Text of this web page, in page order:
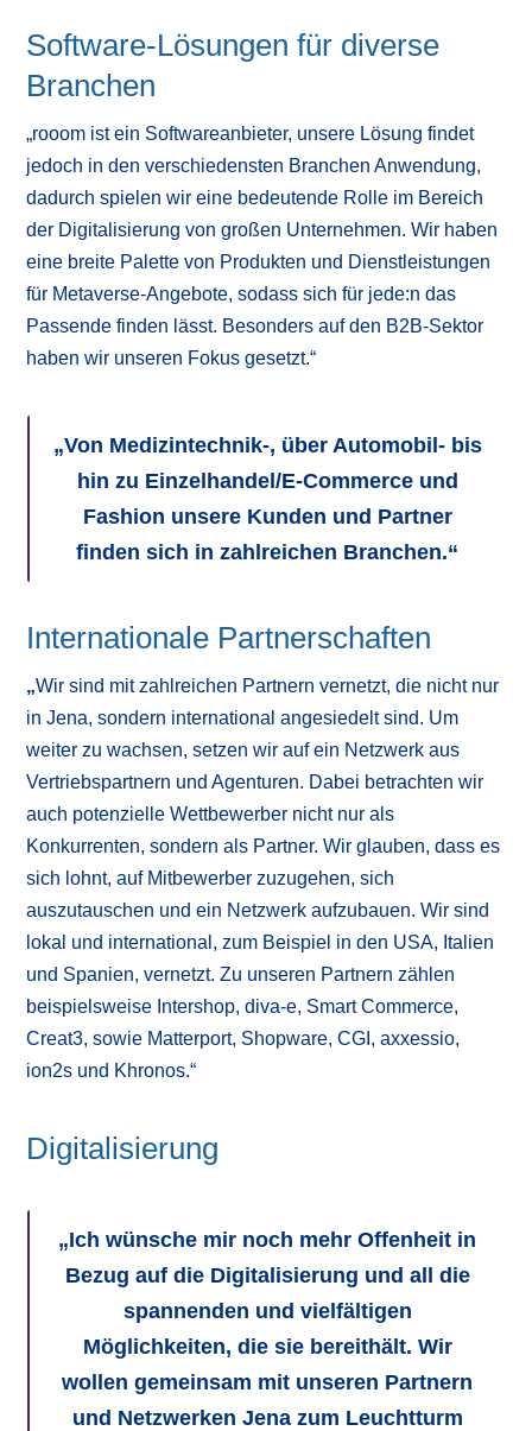
Software-Lösungen für diverse
Branchen
„rooom ist ein Softwareanbieter, unsere Lösung findet
jedoch in den verschiedensten Branchen Anwendung,
dadurch spielen wir eine bedeutende Rolle im Bereich
der Digitalisierung von großen Unternehmen. Wir haben
eine breite Palette von Produkten und Dienstleistungen
für Metaverse-Angebote, sodass sich für jede:n das
Passende finden lässt. Besonders auf den B2B-Sektor
haben wir unseren Fokus gesetzt.“
„Von Medizintechnik-, über Automobil- bis
hin zu Einzelhandel/E-Commerce und
Fashion unsere Kunden und Partner
finden sich in zahlreichen Branchen.“
Internationale Partnerschaften
„Wir sind mit zahlreichen Partnern vernetzt, die nicht nur
in Jena, sondern international angesiedelt sind. Um
weiter zu wachsen, setzen wir auf ein Netzwerk aus
Vertriebspartnern und Agenturen. Dabei betrachten wir
auch potenzielle Wettbewerber nicht nur als
Konkurrenten, sondern als Partner. Wir glauben, dass es
sich lohnt, auf Mitbewerber zuzugehen, sich
auszutauschen und ein Netzwerk aufzubauen. Wir sind
lokal und international, zum Beispiel in den USA, Italien
und Spanien, vernetzt. Zu unseren Partnern zählen
beispielsweise Intershop, diva-e, Smart Commerce,
Creat3, sowie Matterport, Shopware, CGI, axxessio,
ion2s und Khronos.“
Digitalisierung
„Ich wünsche mir noch mehr Offenheit in
Bezug auf die Digitalisierung und all die
spannenden und vielfältigen
Möglichkeiten, die sie bereithält. Wir
wollen gemeinsam mit unseren Partnern
und Netzwerken Jena zum Leuchtturm